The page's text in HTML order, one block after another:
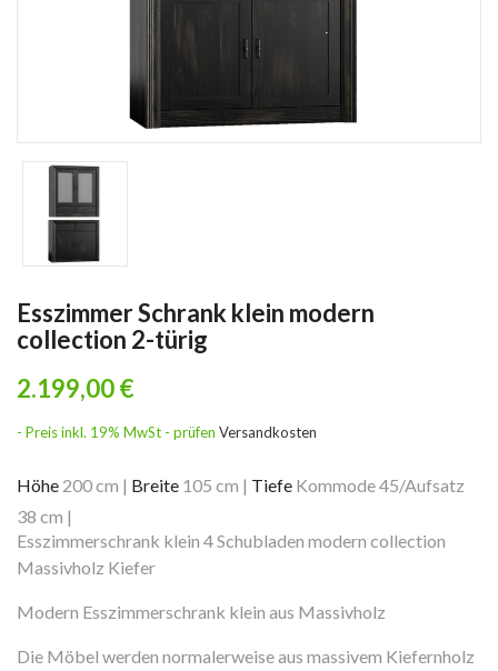
Esszimmer Schrank klein modern
collection 2-türig
2.199,00 €
- Preis inkl. 19% MwSt - prüfen Versandkosten
Höhe 200 cm | Breite 105 cm | Tiefe Kommode 45/Aufsatz
38 cm |
Esszimmerschrank klein 4 Schubladen modern collection
Massivholz Kiefer
Modern Esszimmerschrank klein aus Massivholz
Die Möbel werden normalerweise aus massivem Kiefernholz